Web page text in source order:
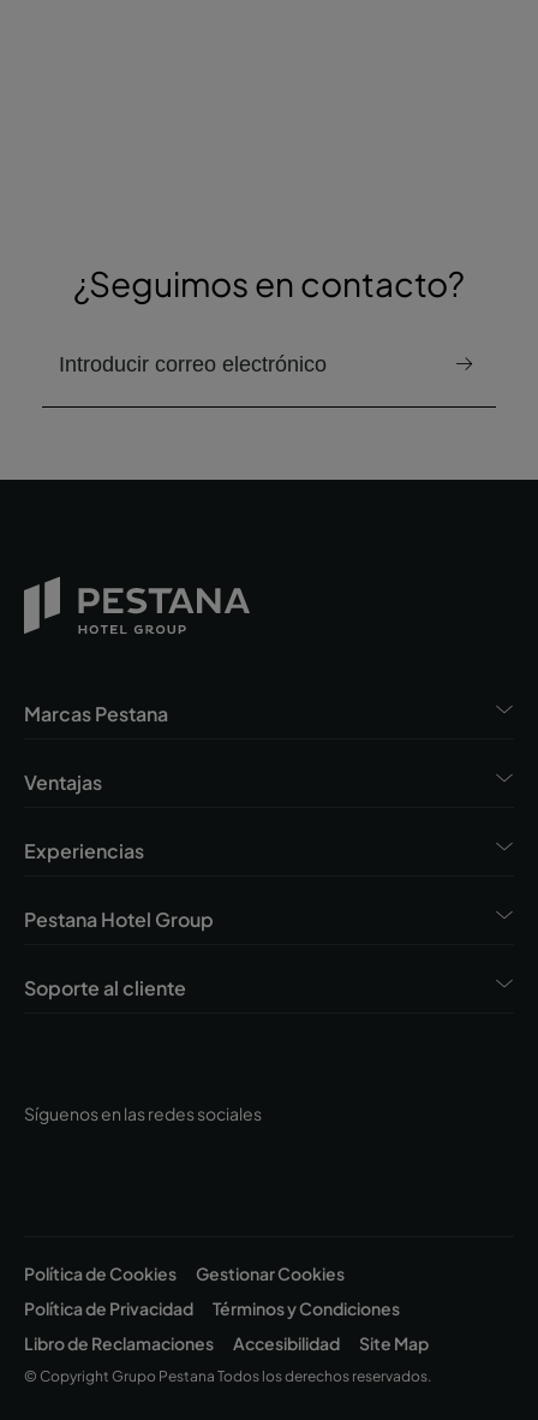
¿Seguimos en contacto?
correo electrónico para recibir el boletín
Síguenos en las redes sociales
Marcas Pestana
Ventajas
Experiencias
Pestana Hotel Group
Soporte al cliente
Política de Cookies
Gestionar Cookies
Política de Privacidad
Términos y Condiciones
Libro de Reclamaciones
Accesibilidad Site Map
© Copyright Grupo Pestana Todos los derechos reservados.